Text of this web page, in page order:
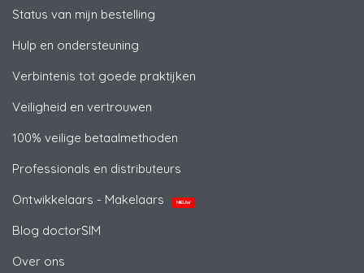
Status van mijn bestelling
Hulp en ondersteuning
Verbintenis tot goede praktijken
Veiligheid en vertrouwen
100% veilige betaalmethoden
Professionals en distributeurs
Ontwikkelaars - Makelaars
NIEUW
Blog doctorSIM
Over ons